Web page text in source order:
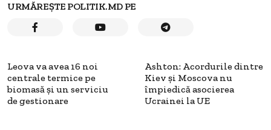
URMĂREȘTE POLITIK.MD PE
Leova va avea 16 noi
centrale termice pe
biomasă şi un serviciu
de gestionare
Ashton: Acordurile dintre
Kiev și Moscova nu
împiedică asocierea
Ucrainei la UE